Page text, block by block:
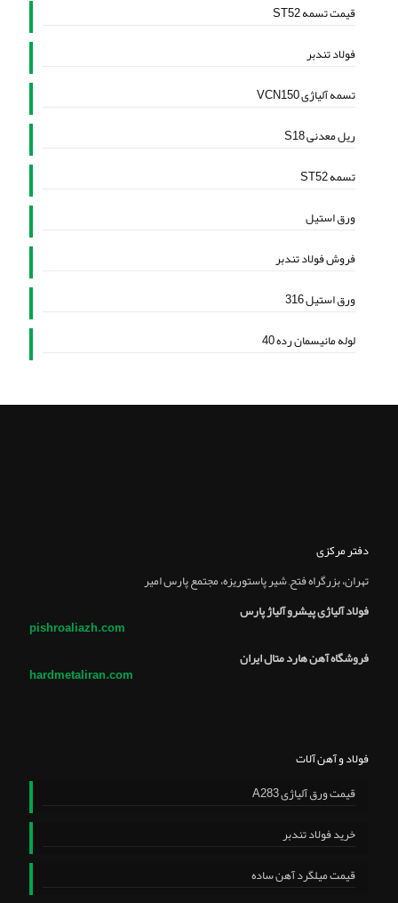
قیمت تسمه ST52
فولاد تندبر
تسمه آلیاژی VCN150
ریل معدنی S18
تسمه ST52
ورق استیل
فروش فولاد تندبر
ورق استیل 316
لوله مانیسمان رده 40
دفتر مرکزی
تهران، بزرگراه فتح, شير پاستوريزه، مجتمع پارس امير
فولاد آلیاژی پیشرو آلیاژ پارس
pishroaliazh.com
فروشگاه آهن هارد متال ایران
hardmetaliran.com
فولاد و آهن آلات
قیمت ورق آلیاژی A283
خرید فولاد تندبر
قیمت میلگرد آهن ساده